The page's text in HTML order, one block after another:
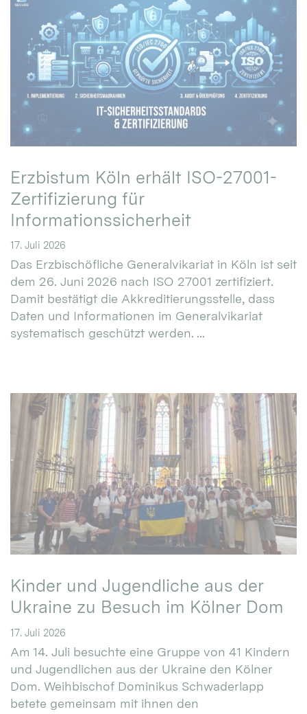
Erzbistum Köln erhält ISO-27001-
Zertifizierung für
Informationssicherheit
17. Juli 2026
Das Erzbischöfliche Generalvikariat in Köln ist seit
dem 26. Juni 2026 nach ISO 27001 zertifiziert.
Damit bestätigt die Akkreditierungsstelle, dass
Daten und Informationen im Generalvikariat
systematisch geschützt werden. ...
Kinder und Jugendliche aus der
Ukraine zu Besuch im Kölner Dom
17. Juli 2026
Am 14. Juli besuchte eine Gruppe von 41 Kindern
und Jugendlichen aus der Ukraine den Kölner
Dom. Weihbischof Dominikus Schwaderlapp
betete gemeinsam mit ihnen den